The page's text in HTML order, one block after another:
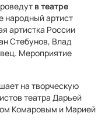
в театре
народный артист
артистка России
Стебунов, Влад
Мероприятие
на творческую
театра Дарьей
Комаровым и Марией